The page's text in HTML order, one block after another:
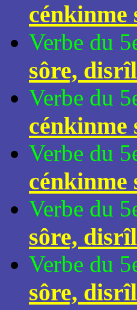
cénkinme
Verbe du
sôre,
Verbe du
Verbe du
Verbe du
sôre,
Verbe du
sôre,